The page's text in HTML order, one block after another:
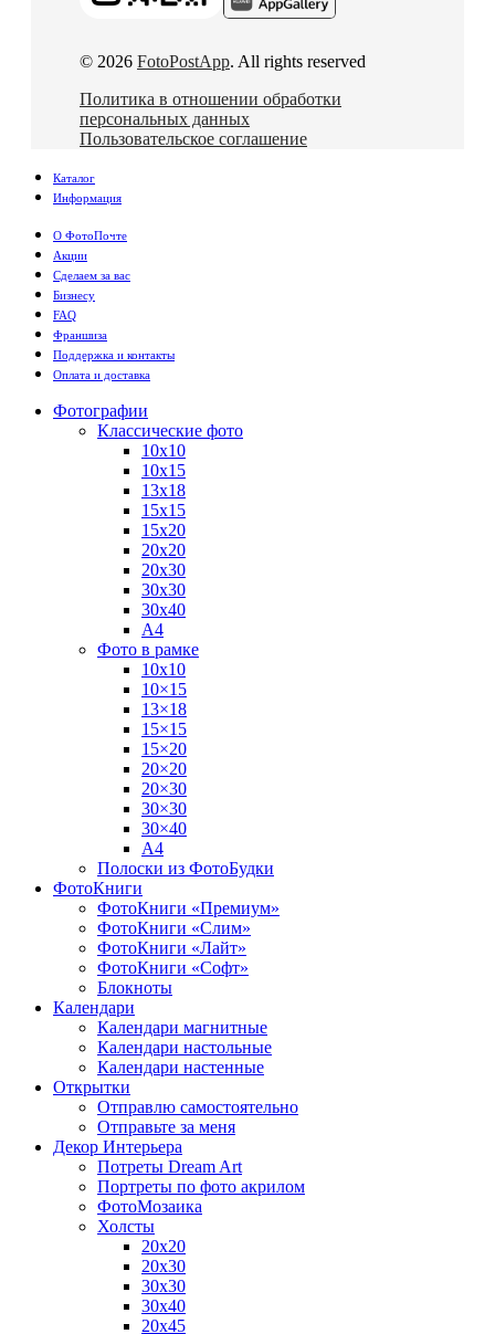
© 2026 FotoPostApp. All rights reserved
Политика в отношении обработки
персональных данных
Пользовательское соглашение
Каталог
Информация
О ФотоПочте
Акции
Сделаем за вас
Бизнесу
FAQ
Франшиза
Поддержка и контакты
Оплата и доставка
Фотографии
Классические фото
10х10
10х15
13х18
15х15
15х20
20х20
20х30
30х30
30х40
А4
Фото в рамке
10х10
10×15
13×18
15×15
15×20
20×20
20×30
30×30
30×40
A4
Полоски из ФотоБудки
ФотоКниги
ФотоКниги «Премиум»
ФотоКниги «Слим»
ФотоКниги «Лайт»
ФотоКниги «Софт»
Блокноты
Календари
Календари магнитные
Календари настольные
Календари настенные
Открытки
Отправлю самостоятельно
Отправьте за меня
Декор Интерьера
Потреты Dream Art
Портреты по фото акрилом
ФотоМозаика
Холсты
20х20
20х30
30х30
30х40
20х45